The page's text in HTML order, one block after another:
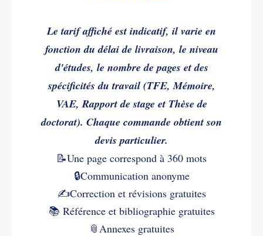
Le tarif affiché est indicatif, il varie en
fonction du délai de livraison, le niveau
d'études, le nombre de pages et des
spécificités du travail (TFE, Mémoire,
VAE, Rapport de stage et Thèse de
doctorat). Chaque commande obtient son
devis particulier.
📝Une page correspond à 360 mots
🔒Communication anonyme
✍️Correction et révisions gratuites
📚 Référence et bibliographie gratuites
📎 Annexes gratuites